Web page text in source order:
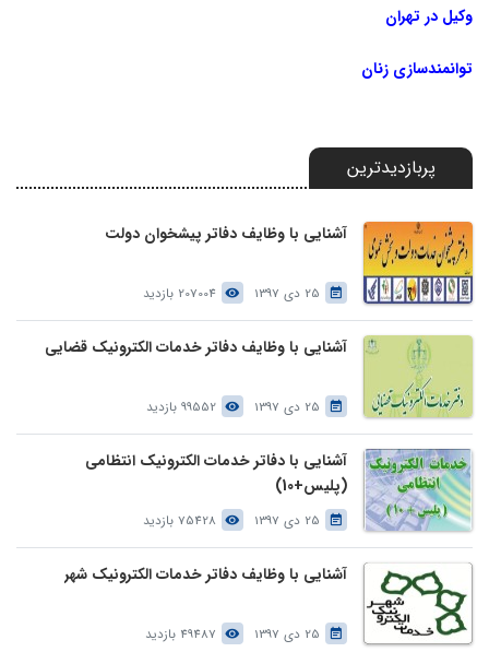
وکیل در تهران
توانمندسازی زنان
پربازدیدترین
آشنایی با وظایف دفاتر پیشخوان دولت
25 دی 1397 207004 بازدید
آشنایی با وظایف دفاتر خدمات الکترونیک قضایی
25 دی 1397 99552 بازدید
آشنایی با دفاتر خدمات الکترونیک انتظامی
(پلیس+10)
25 دی 1397 75428 بازدید
آشنایی با وظایف دفاتر خدمات الکترونیک شهر
25 دی 1397 49487 بازدید